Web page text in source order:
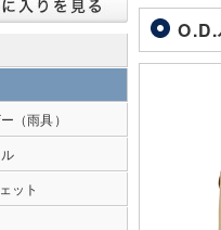
（雨具）
ット